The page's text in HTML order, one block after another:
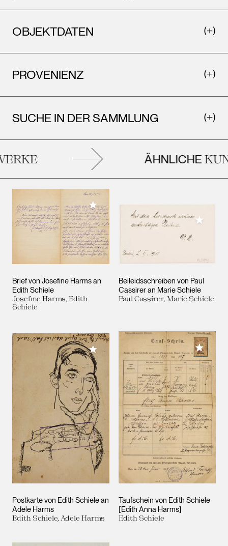
OBJEKTDATEN
PROVENIENZ
SUCHE IN DER SAMMLUNG
ÄHNLICHE
Brief von Josefine Harms an
Edith Schiele
Josefine Harms, Edith
Schiele
Meiner Sammlung hinzufügen
Beileidsschreiben von Paul
Cassirer an Marie Schiele
Paul Cassirer, Marie Schiele
Meiner
Postkarte von Edith Schiele an
Adele Harms
Edith Schiele, Adele Harms
Meiner Sammlung hinzufügen
Taufschein von Edith Schiele
[Edith Anna Harms]
Edith Schiele
Meiner